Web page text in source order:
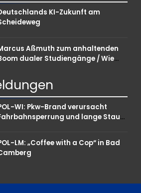
KI-Zukunft am
Aßmuth zum anhaltenden
dualer Studiengänge / Wie
punkten können
WI: Pkw-Brand verursacht
und lange Staus
LM: „Coffee with a Cop“ in Bad